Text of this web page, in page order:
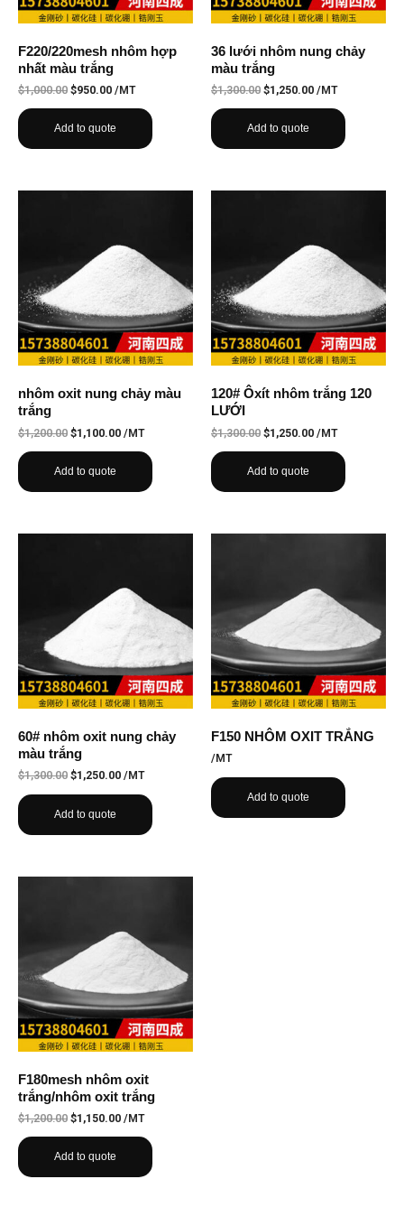
F220/220mesh nhôm hợp
nhất màu trắng
$1,000.00 $950.00 /MT
Add to quote
36 lưới nhôm nung chảy
màu trắng
$1,300.00 $1,250.00 /MT
Add to quote
nhôm oxit nung chảy màu
trắng
$1,200.00 $1,100.00 /MT
Add to quote
120# Ôxít nhôm trắng 120
LƯỚI
$1,300.00 $1,250.00 /MT
Add to quote
60# nhôm oxit nung chảy
màu trắng
$1,300.00 $1,250.00 /MT
Add to quote
F150 NHÔM OXIT TRẮNG
/MT
Add to quote
F180mesh nhôm oxit
trắng/nhôm oxit trắng
$1,200.00 $1,150.00 /MT
Add to quote